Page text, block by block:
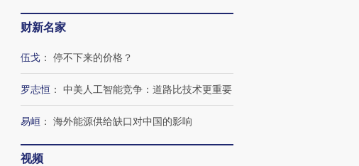
财新名家
伍戈 ： 停不下来的价格？
罗志恒 ： 中美人工智能竞争：道路比技术更重要
易峘 ： 海外能源供给缺口对中国的影响
视频